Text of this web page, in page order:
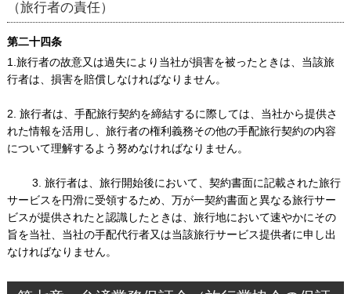
（旅行者の責任）
第二十四条
1.旅行者の故意又は過失により当社が損害を被ったときは、当該旅
行者は、損害を賠償しなければなりません。
2. 旅行者は、手配旅行契約を締結するに際しては、当社から提供さ
れた情報を活用し、旅行者の権利義務その他の手配旅行契約の内容
について理解するよう努めなければなりません。
3. 旅行者は、旅行開始後において、契約書面に記載された旅行
サービスを円滑に受領するため、万が一契約書面と異なる旅行サー
ビスが提供されたと認識したときは、旅行地において速やかにその
旨を当社、当社の手配代行者又は当該旅行サービス提供者に申し出
なければなりません。